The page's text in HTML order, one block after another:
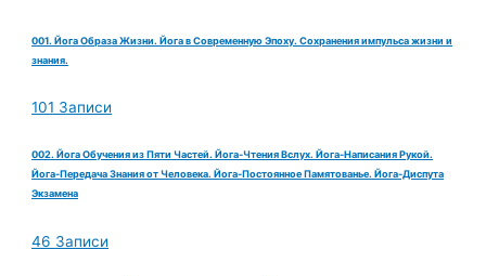
001. Йога Образа Жизни. Йога в Современную Эпоху. Сохранения импульса жизни и
знания.
101 Записи
002. Йога Обучения из Пяти Частей. Йога-Чтения Вслух. Йога-Написания Рукой.
Йога-Передача Знания от Человека. Йога-Постоянное Памятованье. Йога-Диспута
Экзамена
46 Записи